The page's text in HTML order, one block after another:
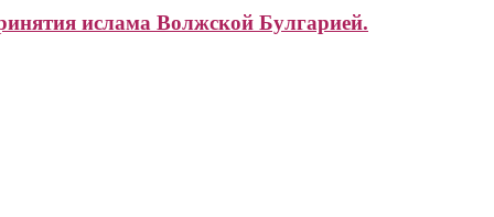
ислама Волжской Булгарией.